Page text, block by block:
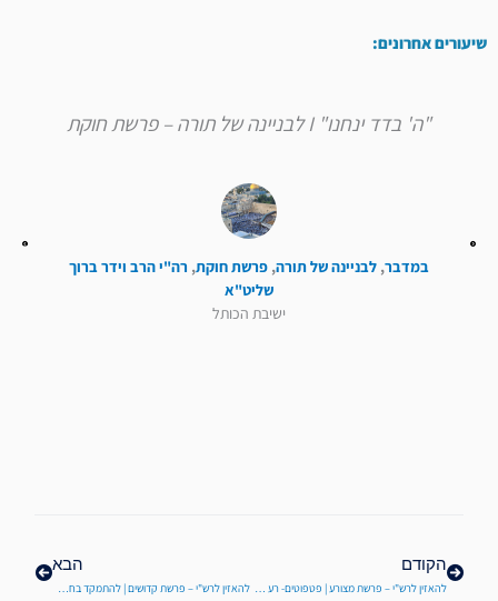
שיעורים אחרונים:
"ה' בדד ינחנו" I לבניינה של תורה – פרשת חוקת
במדבר, לבניינה של תורה, פרשת חוקת, רה"י הרב וידר ברוך
שליט"א
ישיבת הכותל
הקודם
להאזין לרש"י – פרשת מצורע | פטפוטים- רע או טוב?
הבא
להאזין לרש"י – פרשת קדושים | להתמקד בחסרונות